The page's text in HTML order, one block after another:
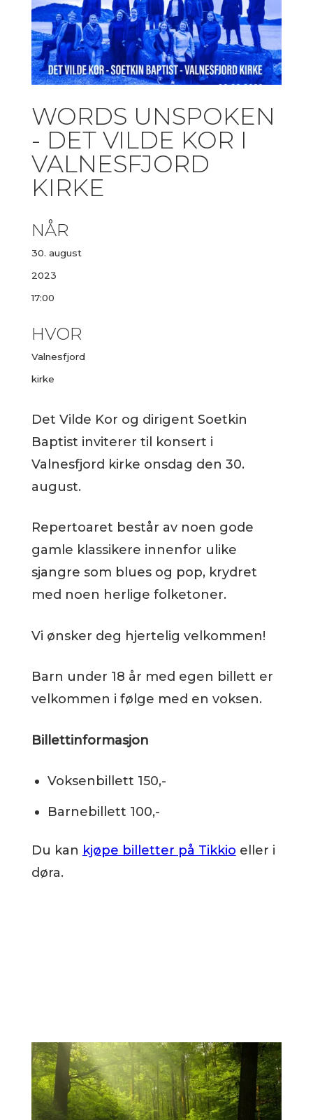
WORDS UNSPOKEN
- DET VILDE KOR I
VALNESFJORD
KIRKE
NÅR
30. august
2023
17:00
HVOR
Valnesfjord
kirke
Det Vilde Kor og dirigent Soetkin
Baptist inviterer til konsert i
Valnesfjord kirke onsdag den 30.
august.
Repertoaret består av noen gode
gamle klassikere innenfor ulike
sjangre som blues og pop, krydret
med noen herlige folketoner.
Vi ønsker deg hjertelig velkommen!
Barn under 18 år med egen billett er
velkommen i følge med en voksen.
Billettinformasjon
Voksenbillett 150,-
Barnebillett 100,-
Du kan kjøpe billetter på Tikkio eller i
døra.